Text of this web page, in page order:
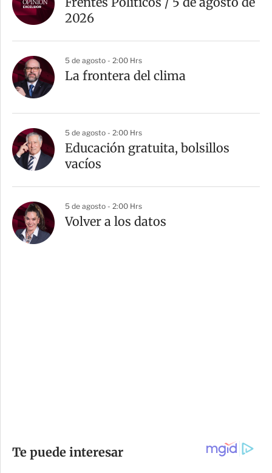
2026
5 de agosto - 2:00 Hrs
La frontera del clima
5 de agosto - 2:00 Hrs
Educación gratuita, bolsillos
vacíos
5 de agosto - 2:00 Hrs
Volver a los datos